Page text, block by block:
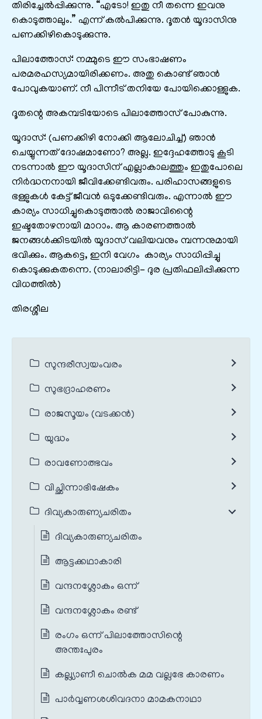
തിരിച്ചേല്‍പ്പിക്കുന്നു. “എടോ! ഇതു നീ തന്നെ ഇവനു
കൊടുത്താലും.” എന്ന്‌ കല്‍പിക്കുന്നു. ദൂതൻ യൂദാസിനു
പണക്കിഴികൊടുക്കുന്നു.
പിലാത്തോസ്‌: നമ്മുടെ ഈ സംഭാഷണം
പരമരഹസ്യമായിരിക്കണം. അതു കൊണ്ട്‌ ഞാൻ
പോവുകയാണ്‌. നീ പിന്നീട്‌ തനിയേ പോയിക്കൊള്ളുക.
ദൂതന്റെ അകമ്പടിയോടെ പിലാത്തോസ്‌ പോകുന്നു.
യൂദാസ്‌: (പണക്കിഴി നോക്കി ആലോചിച്ച്‌) ഞാൻ
ചെയ്യുന്നത്‌ ദോഷമാണോ? അല്ല. ഇദ്ദേഹത്തോടു കൂടി
നടന്നാൽ ഈ യൂദാസിന്‌ എല്ലാകാലത്തും ഇതുപോലെ
നിര്‍ദ്ധനനായി ജീവിക്കേണ്ടിവരും. പരിഹാസങ്ങളുടെ
ഭള്ളുകൾ കേട്ട്‌ ജീവൻ ഒടുക്കേണ്ടിവരും. എന്നാൽ ഈ
കാര്യം സാധിച്ചുകൊടുത്താൽ രാജാവിന്റൈ
ഇഷ്ടതോഴനായി മാറാം. ആ കാരണത്താൽ
ജനങ്ങള്‍ക്കിടയിൽ യൂദാസ്‌ വലിയവനും മ്പന്നനുമായി
ഭവിക്കും. ആകട്ടെ, ഇനി വേഗം കാര്യം സാധിപ്പിച്ചു
കൊടുക്കുകതന്നെ. (നാലാരിട്ടി- ദുര പ്രതിഫലിപ്പിക്കുന്ന
വിധത്തിൽ)
തിരശ്ശീല
സുന്ദരീസ്വയംവരം
സുഭദ്രാഹരണം
രാജസൂയം (വടക്കൻ)
യുദ്ധം
രാവണോത്ഭവം
വിച്ഛിന്നാഭിഷേകം
ദിവ്യകാരുണ്യചരിതം
ദിവ്യകാരുണ്യചരിതം
ആട്ടക്കഥാകാരി
വന്ദനശ്ലോകം ഒന്ന്
വന്ദനശ്ലോകം രണ്ട്
രംഗം ഒന്ന് പിലാത്തോസിന്റെ
അന്തഃപുരം
കല്ല്യാണീ ചൊല്‍ക മമ വല്ലഭേ കാരണം
പാര്‍വ്വണശശിവദനാ മാമകനാഥാ